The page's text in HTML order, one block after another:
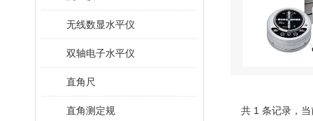
无线数显水平仪
双轴电子水平仪
直角尺
直角测定规 共 1 条记录，